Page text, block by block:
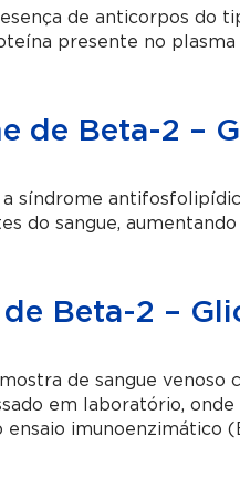
de anticorpos do
presente no
de Beta-2 –
síndrome
do sangue,
Beta-2 –
de sangue venoso
em laboratório,
imunoenzimático